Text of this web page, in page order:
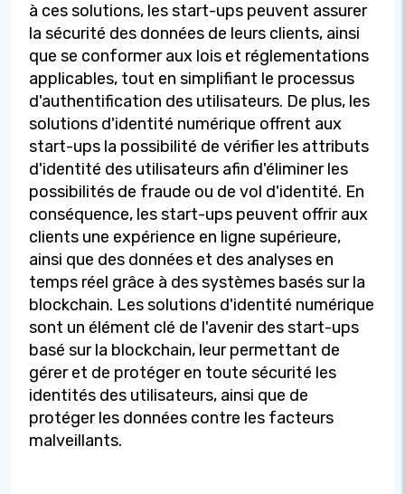
à ces solutions, les start-ups peuvent assurer
la sécurité des données de leurs clients, ainsi
que se conformer aux lois et réglementations
applicables, tout en simplifiant le processus
d'authentification des utilisateurs. De plus, les
solutions d'identité numérique offrent aux
start-ups la possibilité de vérifier les attributs
d'identité des utilisateurs afin d'éliminer les
possibilités de fraude ou de vol d'identité. En
conséquence, les start-ups peuvent offrir aux
clients une expérience en ligne supérieure,
ainsi que des données et des analyses en
temps réel grâce à des systèmes basés sur la
blockchain. Les solutions d'identité numérique
sont un élément clé de l'avenir des start-ups
basé sur la blockchain, leur permettant de
gérer et de protéger en toute sécurité les
identités des utilisateurs, ainsi que de
protéger les données contre les facteurs
malveillants.